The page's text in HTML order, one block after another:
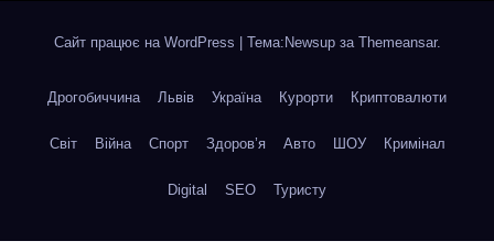
Сайт працює на WordPress Тема:Newsup за Themeansar.
Дрогобиччина Львів Україна Курорти Криптовалюти
Світ Війна Спорт Здоров’я Авто ШОУ Кримінал
Digital SEO Туристу